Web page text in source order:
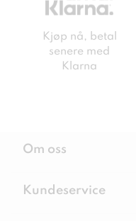
Kjøp nå, betal
senere med
Klarna
Om oss
Kundeservice